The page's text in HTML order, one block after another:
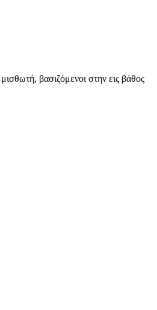
βασιζόμενοι στην εις βάθος